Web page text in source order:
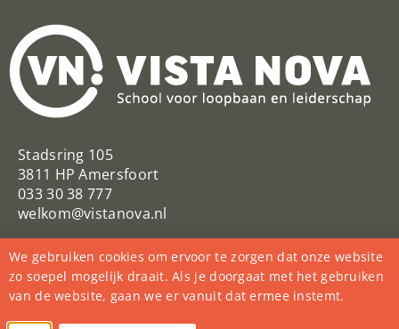
Stadsring 105
3811 HP Amersfoort
033 30 38 777
welkom@vistanova.nl
VistaNovaSchool
Vista Nova
@VistaNovaSchool
We gebruiken cookies om ervoor te zorgen dat onze website
zo soepel mogelijk draait. Als je doorgaat met het gebruiken
van de website, gaan we er vanuit dat ermee instemt.